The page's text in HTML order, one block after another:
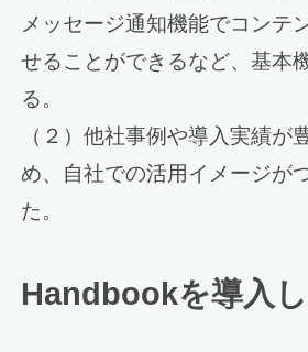
メッセージ通知機能でコンテ
せることができるなど、基本
る。
（２）他社事例や導入実績が
め、自社での活用イメージが
た。
Handbookを導入